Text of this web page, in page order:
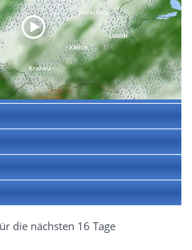
die nächsten 16 Tage